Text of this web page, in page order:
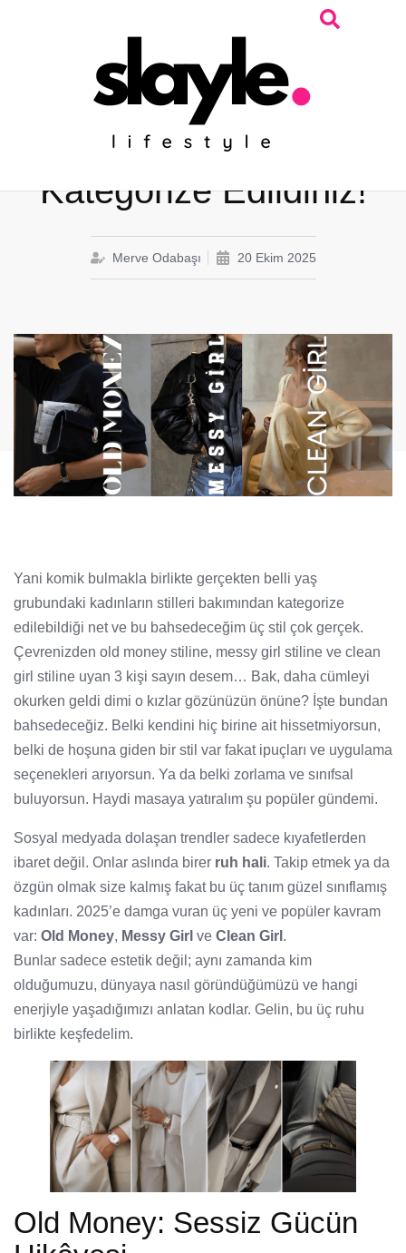
Old Money, Messy Girl
ve Clean Girl: Tebrikler
Kategorize Edildiniz!
Merve Odabaşı 20 Ekim 2025
Yani komik bulmakla birlikte gerçekten belli yaş
grubundaki kadınların stilleri bakımından kategorize
edilebildiği net ve bu bahsedeceğim üç stil çok gerçek.
Çevrenizden old money stiline, messy girl stiline ve clean
girl stiline uyan 3 kişi sayın desem… Bak, daha cümleyi
okurken geldi dimi o kızlar gözünüzün önüne? İşte bundan
bahsedeceğiz. Belki kendini hiç birine ait hissetmiyorsun,
belki de hoşuna giden bir stil var fakat ipuçları ve uygulama
seçenekleri arıyorsun. Ya da belki zorlama ve sınıfsal
buluyorsun. Haydi masaya yatıralım şu popüler gündemi.
Sosyal medyada dolaşan trendler sadece kıyafetlerden
ibaret değil. Onlar aslında birer ruh hali. Takip etmek ya da
özgün olmak size kalmış fakat bu üç tanım güzel sınıflamış
kadınları. 2025’e damga vuran üç yeni ve popüler kavram
var: Old Money, Messy Girl ve Clean Girl .
Bunlar sadece estetik değil; aynı zamanda kim
olduğumuzu, dünyaya nasıl göründüğümüzü ve hangi
enerjiyle yaşadığımızı anlatan kodlar. Gelin, bu üç ruhu
birlikte keşfedelim.
Old Money: Sessiz Gücün